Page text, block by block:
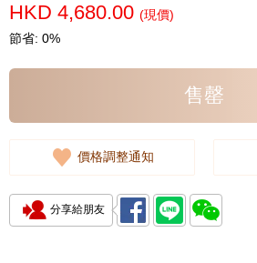
HKD 4,680.00 (現價)
節省: 0%
售罄
價格調整通知
分享給朋友